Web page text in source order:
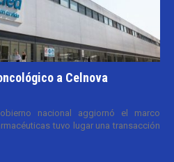
a Celnova
nacional aggiornó el marco
tuvo lugar una transacción